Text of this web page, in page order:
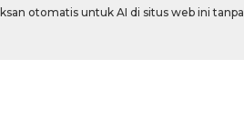
otomatis untuk AI di situs web ini tanpa